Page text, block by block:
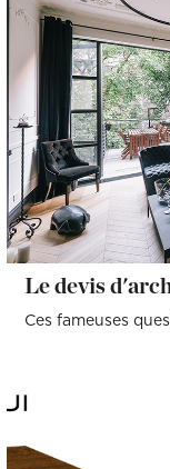
Le devis
Ces fameuses